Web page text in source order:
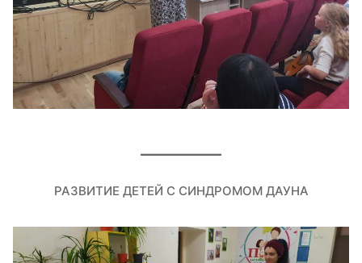
РАЗВИТИЕ ДЕТЕЙ С СИНДРОМОМ ДАУНА